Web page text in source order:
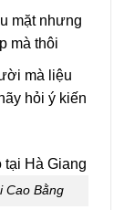
mặt nhưng
mà thôi
mà liệu
hỏi ý kiến
Cao Bằng